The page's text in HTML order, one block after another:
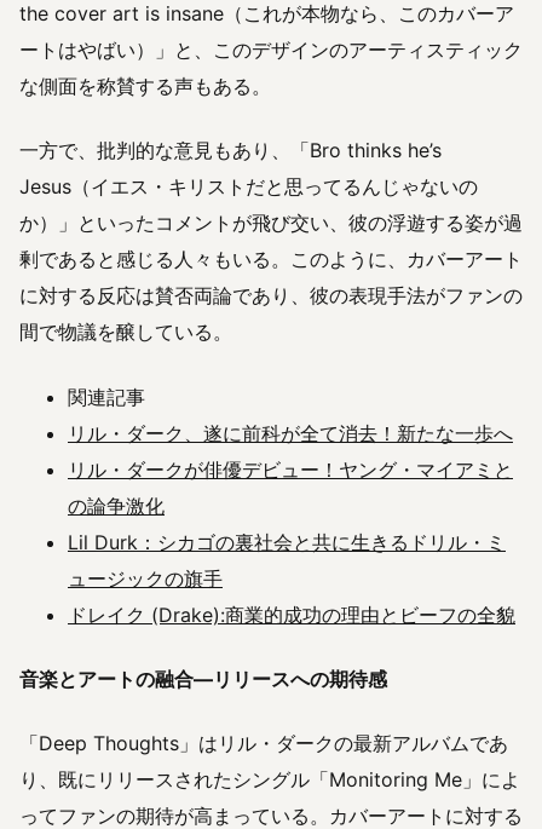
the cover art is insane（これが本物なら、このカバーア
ートはやばい）」と、このデザインのアーティスティック
な側面を称賛する声もある。
一方で、批判的な意見もあり、「Bro thinks he’s
Jesus（イエス・キリストだと思ってるんじゃないの
か）」といったコメントが飛び交い、彼の浮遊する姿が過
剰であると感じる人々もいる。このように、カバーアート
に対する反応は賛否両論であり、彼の表現手法がファンの
間で物議を醸している。
関連記事
リル・ダーク、遂に前科が全て消去！新たな一歩へ
リル・ダークが俳優デビュー！ヤング・マイアミと
の論争激化
Lil Durk：シカゴの裏社会と共に生きるドリル・ミ
ュージックの旗手
ドレイク (Drake):商業的成功の理由とビーフの全貌
音楽とアートの融合—リリースへの期待感
「Deep Thoughts」はリル・ダークの最新アルバムであ
り、既にリリースされたシングル「Monitoring Me」によ
ってファンの期待が高まっている。カバーアートに対する